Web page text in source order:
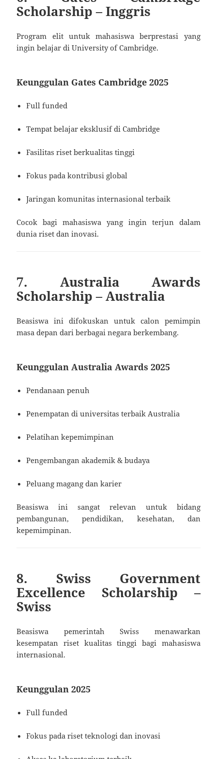
Scholarship – Inggris
Program elit untuk mahasiswa berprestasi yang
ingin belajar di University of Cambridge.
Keunggulan Gates Cambridge 2025
Full funded
Tempat belajar eksklusif di Cambridge
Fasilitas riset berkualitas tinggi
Fokus pada kontribusi global
Jaringan komunitas internasional terbaik
Cocok bagi mahasiswa yang ingin terjun dalam
dunia riset dan inovasi.
7. Australia Awards
Scholarship – Australia
Beasiswa ini difokuskan untuk calon pemimpin
masa depan dari berbagai negara berkembang.
Keunggulan Australia Awards 2025
Pendanaan penuh
Penempatan di universitas terbaik Australia
Pelatihan kepemimpinan
Pengembangan akademik & budaya
Peluang magang dan karier
Beasiswa ini sangat relevan untuk bidang
pembangunan, pendidikan, kesehatan, dan
kepemimpinan.
8. Swiss Government
Excellence Scholarship –
Swiss
Beasiswa pemerintah Swiss menawarkan
kesempatan riset kualitas tinggi bagi mahasiswa
internasional.
Keunggulan 2025
Full funded
Fokus pada riset teknologi dan inovasi